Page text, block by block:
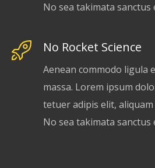
No sea takimata sanctus
No Rocket Science
Aenean commodo ligula
massa. Lorem ipsum
tetuer adipis elit,
No sea takimata sanctus